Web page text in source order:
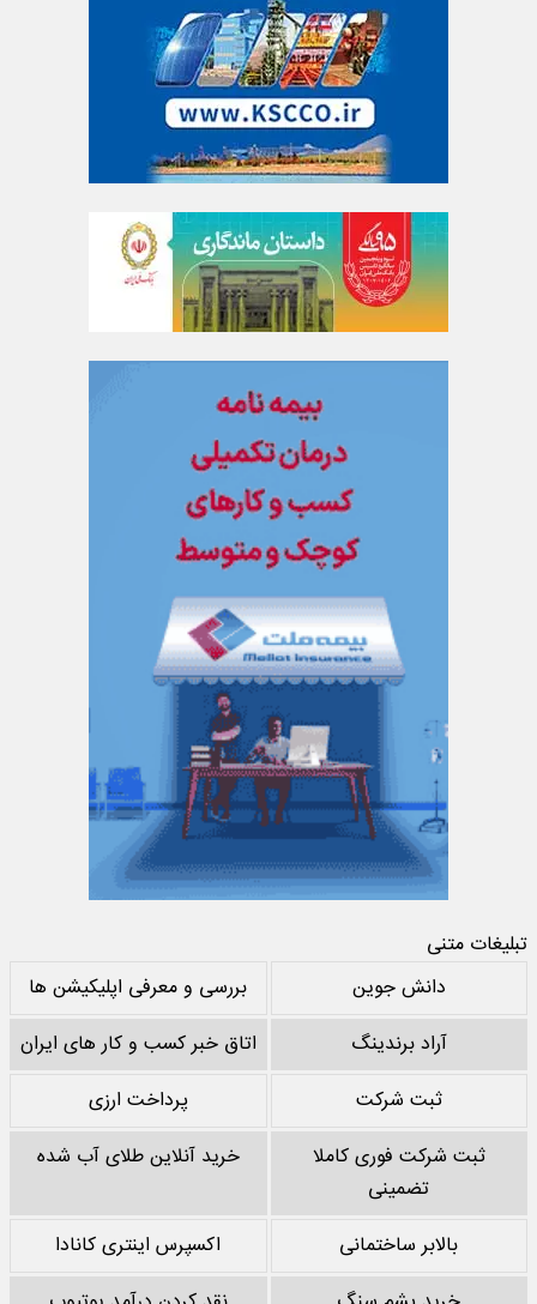
تبلیغات متنی
دانش جوین
بررسی و معرفی اپلیکیشن ها
آراد برندینگ
اتاق خبر کسب و کار های ایران
ثبت شرکت
پرداخت ارزی
ثبت شرکت فوری کاملا
تضمینی
خرید آنلاین طلای آب شده
بالابر ساختمانی
اکسپرس اینتری کانادا